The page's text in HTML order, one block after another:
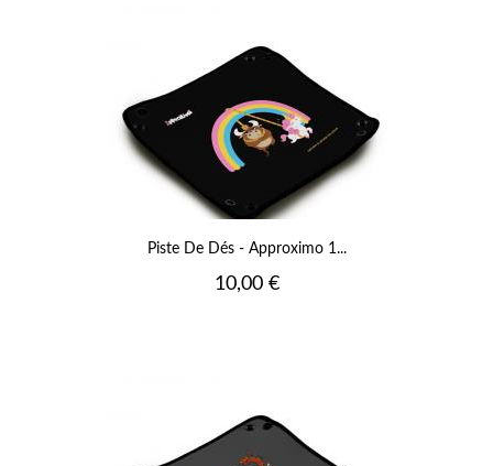
Piste De Dés - Approximo 1...
Prix
10,00 €